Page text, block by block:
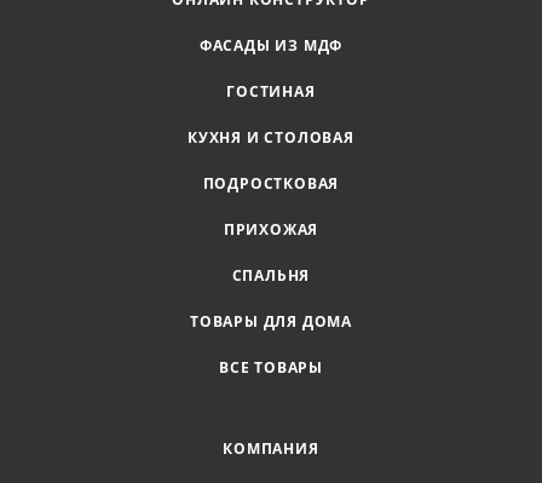
ФАСАДЫ ИЗ МДФ
ГОСТИНАЯ
КУХНЯ И СТОЛОВАЯ
ПОДРОСТКОВАЯ
ПРИХОЖАЯ
СПАЛЬНЯ
ТОВАРЫ ДЛЯ ДОМА
ВСЕ ТОВАРЫ
КОМПАНИЯ